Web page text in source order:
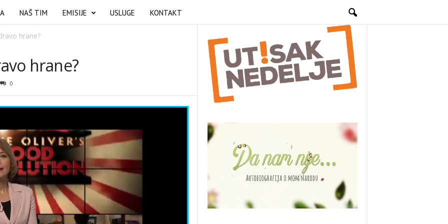
NAŠ TIM EMISIJE USLUGE KONTAKT
hrane?
hrane?
0